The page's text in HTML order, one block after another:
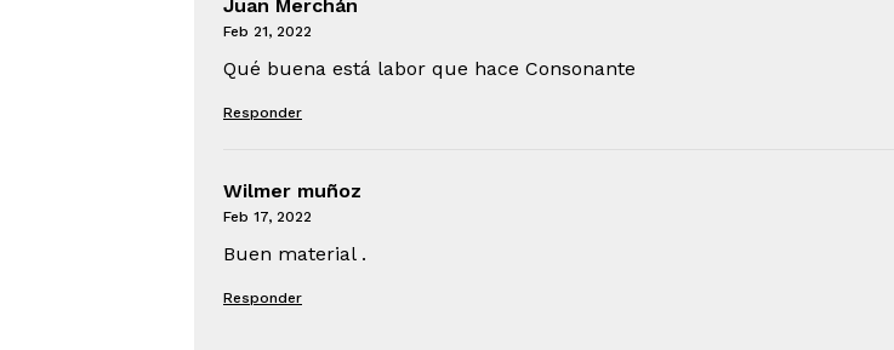
Juan Merchán
Feb 21, 2022
Qué buena está labor que hace Consonante
Responder
Wilmer muñoz
Feb 17, 2022
Buen material .
Responder